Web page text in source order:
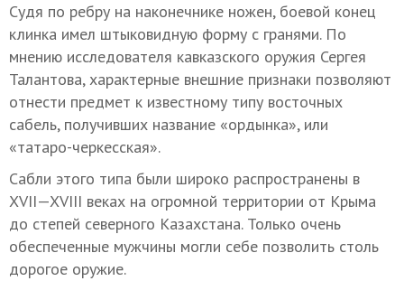
Судя по ребру на наконечнике ножен, боевой конец
клинка имел штыковидную форму с гранями. По
мнению исследователя кавказского оружия Сергея
Талантова, характерные внешние признаки позволяют
отнести предмет к известному типу восточных
сабель, получивших название «ордынка», или
«татаро-черкесская».
Сабли этого типа были широко распространены в
XVII—XVIII веках на огромной территории от Крыма
до степей северного Казахстана. Только очень
обеспеченные мужчины могли себе позволить столь
дорогое оружие.